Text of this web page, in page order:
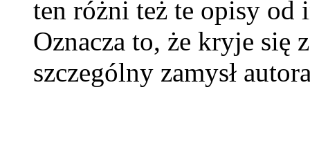
ten różni też te opisy od
Oznacza to, że kryje się
szczególny zamysł